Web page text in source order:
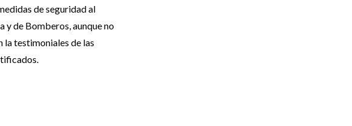
de seguridad al
de Bomberos, aunque no
la testimoniales de las